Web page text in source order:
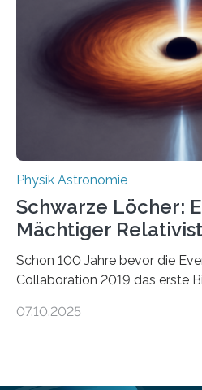
Wissenschaftsjournal Science
die Herleitung. (DOI: 10.1126/
Verbrennungsmotoren oder
Wärmekraftmaschinen: Sie
Energie in mechanische
ausgedrückt, Wärme in
quantenmechanischen
Physik Astronomie
Schwarze Löcher:
Mächtiger
Schon 100 Jahre bevor die
Collaboration 2019 das erste
hatte der Astronom Heber
07.10.2025